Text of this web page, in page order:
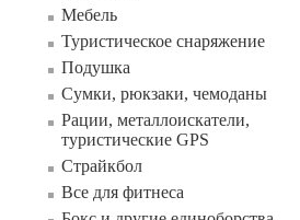
Мебель
Туристическое снаряжение
Подушка
Сумки, рюкзаки, чемоданы
Рации, металлоискатели,
туристические GPS
Страйкбол
Все для фитнеса